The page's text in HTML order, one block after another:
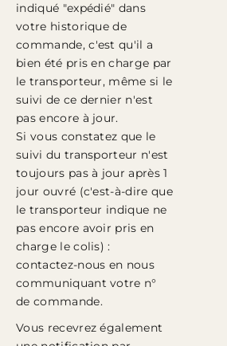
indiqué "expédié" dans
votre historique de
commande, c'est qu'il a
bien été pris en charge par
le transporteur, même si le
suivi de ce dernier n'est
pas encore à jour.
Si vous constatez que le
suivi du transporteur n'est
toujours pas à jour après 1
jour ouvré (c'est-à-dire que
le transporteur indique ne
pas encore avoir pris en
charge le colis) :
contactez-nous en nous
communiquant votre n°
de commande.
Vous recevrez également